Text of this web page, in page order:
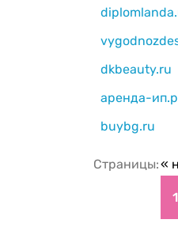
dkbeauty.ru
аренда-
buybg.ru
Страницы:«
1